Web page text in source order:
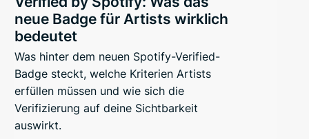
neue Badge für Artists wirklich
bedeutet
Was hinter dem neuen Spotify-Verified-
Badge steckt, welche Kriterien Artists
erfüllen müssen und wie sich die
Verifizierung auf deine Sichtbarkeit
auswirkt.